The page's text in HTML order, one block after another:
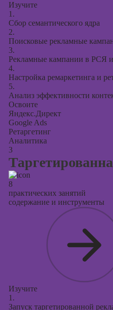
Изучите
1.
Сбор семантического ядра
2.
Поисковые рекламные
3.
Рекламные кампании в РСЯ
4.
Настройка ремаркетинга и
5.
Анализ эффективности
Освоите
Яндекс.Директ
Google Ads
Ретаргетинг
Аналитика
3
8
практических занятий
содержание и инструменты
Изучите
1.
Запуск таргетированной